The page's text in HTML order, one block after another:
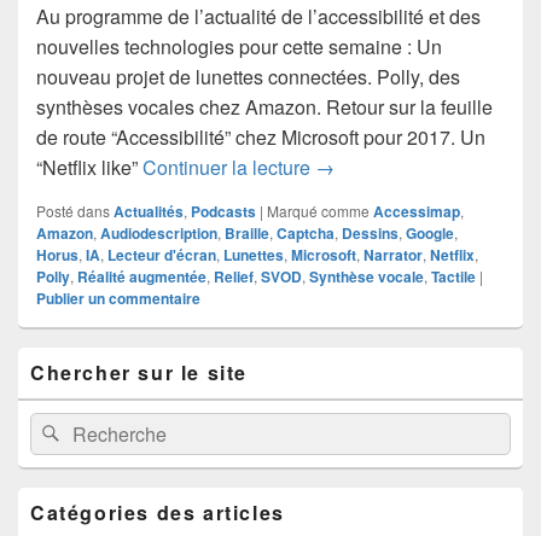
Au programme de l’actualité de l’accessibilité et des
nouvelles technologies pour cette semaine : Un
nouveau projet de lunettes connectées. Polly, des
synthèses vocales chez Amazon. Retour sur la feuille
de route “Accessibilité” chez Microsoft pour 2017. Un
“Netflix like”Continuer la lecture Hebdoxytude 15,
→
Posté dansActualités, Podcasts | Marqué comme Accessimap,
Amazon, Audiodescription, Braille, Captcha, Dessins, Google,
Horus, IA, Lecteur d'écran, Lunettes, Microsoft, Narrator, Netflix,
Polly, Réalité augmentée, Relief, SVOD, Synthèse vocale, Tactile |
Publier un commentaire
principale
de
widget
pour
la
latérale
Chercher sur le site
Recherche :Rechercher
Catégories des articles